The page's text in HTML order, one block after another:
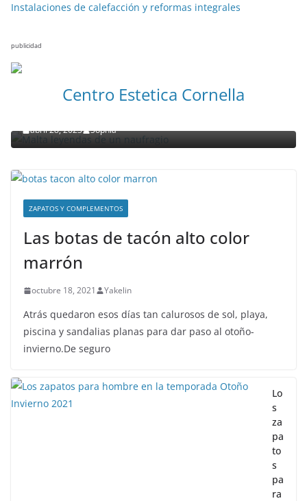
Instalaciones de calefacción y reformas integrales
publicidad
Centro Estetica Cornella
abril 28, 2023 Sophia
ZAPATOS Y COMPLEMENTOS
Las botas de tacón alto color
marrón
octubre 18, 2021 Yakelin
Atrás quedaron esos días tan calurosos de sol, playa,
piscina y sandalias planas para dar paso al otoño-
invierno.De seguro
Lo
s
za
pa
to
s
pa
ra